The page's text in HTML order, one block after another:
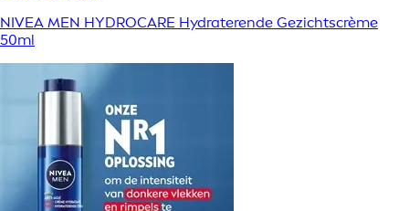
NIVEA MEN HYDROCARE Hydraterende Gezichtscrème
50ml